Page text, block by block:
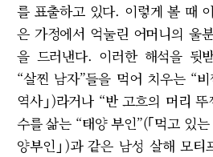
를 표출하고 있다. 이렇게 볼 때
은 가정에서 억눌린 어머니의 울
을 드러낸다. 이러한 해석을 뒷
“살찐 남자”들을 먹어 치우는 “
역사｣)라거나 “반 고흐의 머리
수를 삶는 “태양 부인”(｢먹고 있
양부인｣)과 같은 남성 살해 모티